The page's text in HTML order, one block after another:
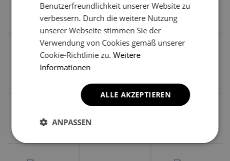
Maserati Maxus Maybach
Mercedes-Benz
Benutzerfreundlichkeit unserer Website zu
verbessern. Durch die weitere Nutzung
unserer Webseite stimmen Sie der
Verwendung von Cookies gemäß unserer
Cookie-Richtlinie zu.Weitere
Informationen
ALLE AKZEPTIEREN
ANPASSEN